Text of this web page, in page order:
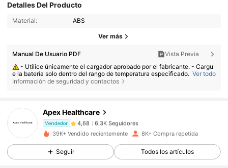
Detalles Del Producto
Material: ABS
Ver más
Manual De Usuario PDF
Vista Previa
- Utilice únicamente el cargador aprobado por el fabricante. - Cargu
e la batería solo dentro del rango de temperatura especificado.
- Reemplazar la batería por una de tipo incorrecto puede provocar u
e provocar una explosión o la fuga de líquido o gas inflamable.
Ver todo
Información de seguridad y contactos
Apex Healthcare
Vendedor
4,68 6.3K Seguidores
4,68 6.3K Seguidores
6.3K Seguidores
39K+ Vendido recientemente 8K+ Compra repetida
Seguir Todos los artículos